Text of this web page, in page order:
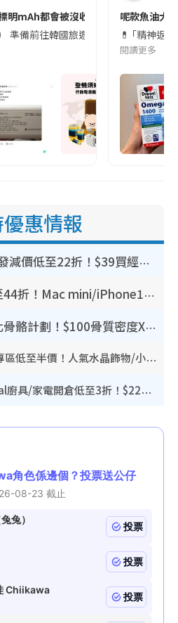
明mAh都會被沒收😱出發前切記檢查
） 準備前往韓國旅遊的民眾，近期要
呢款魚油大
💊 ｢精神返
閱讀更多
惠情報
GU優惠｜手袋突發減價低至22折！$39買經典波士頓包/餃子袋！飾物同步減價$29起！
豐澤優惠勁減低至44折！Mac mini/iPhone17Pro大減價！廚房家電$220起
港大推賽馬會強化骨骼計劃！$100骨質密度X光檢查 完成免費運動訓練送超市禮券！附參加資格
Swarovski Outlet專區低至半價！人氣水晶飾物/小擺設$138起！迪士尼款/水晶高跟鞋都有平
廚具開倉｜特福Tefal廚具/家電開倉低至3折！$220起買平底鍋/炒鑊/湯煲！電飯煲/吸塵機/燙斗$418起